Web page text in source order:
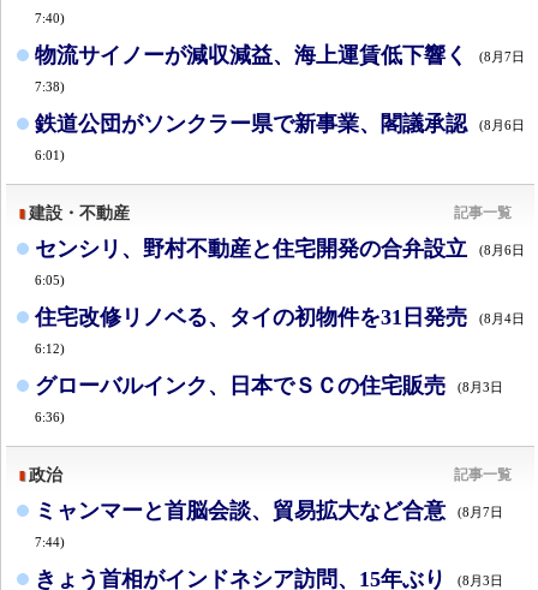
7:40)
物流サイノーが減収減益、海上運賃低下響く (8月7日
7:38)
鉄道公団がソンクラー県で新事業、閣議承認 (8月6日
6:01)
建設・不動産 記事一覧
センシリ、野村不動産と住宅開発の合弁設立 (8月6日
6:05)
住宅改修リノベる、タイの初物件を31日発売 (8月4日
6:12)
グローバルインク、日本でＳＣの住宅販売 (8月3日
6:36)
政治 記事一覧
ミャンマーと首脳会談、貿易拡大など合意 (8月7日
7:44)
きょう首相がインドネシア訪問、15年ぶり (8月3日